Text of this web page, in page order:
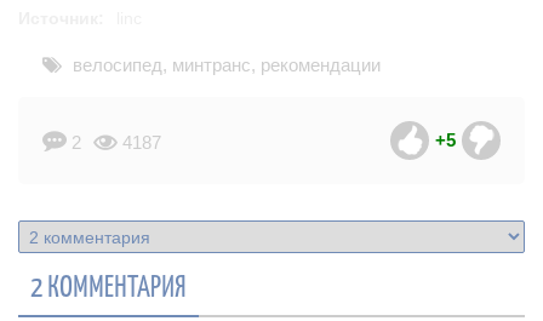
велосипед, минтранс, рекомендации
2 4187 +5
2 КОММЕНТАРИЯ